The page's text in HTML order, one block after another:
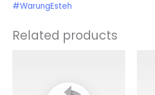
#WarungEsteh
Related products